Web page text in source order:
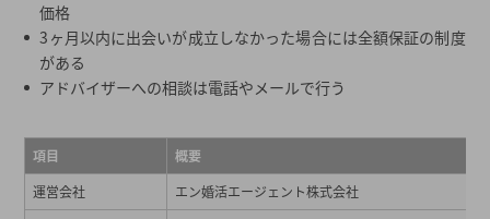
価格
3ヶ月以内に出会いが成立しなかった場合には全額保証の制度
がある
アドバイザーへの相談は電話やメールで行う
項目
概要
運営会社
エン婚活エージェント株式会社